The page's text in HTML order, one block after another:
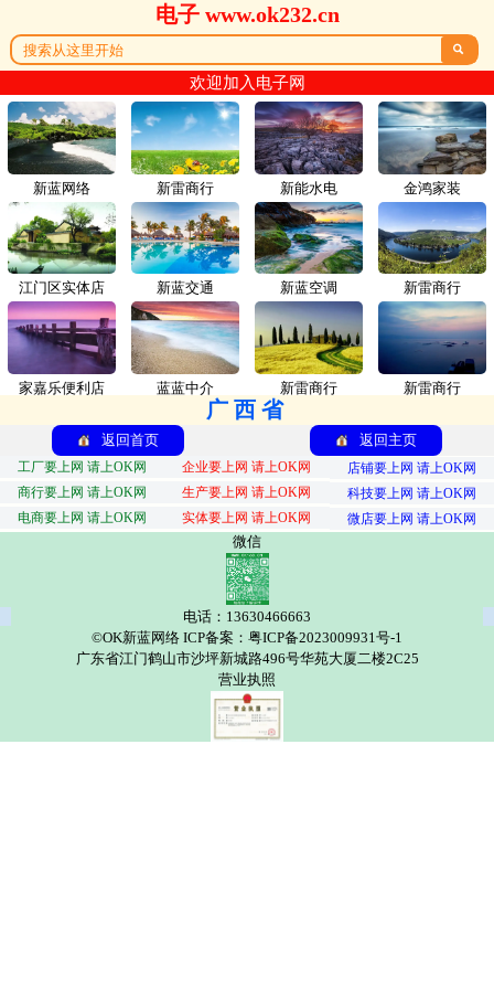
电子 www.ok232.cn

欢迎加入电子网
新蓝网络 新雷商行
江门区实体店 新蓝交通
家嘉乐便利店 蓝蓝中介
新能水电 金鸿家装
新蓝空调 新雷商行
新雷商行 新雷商行
广西省
返回首页 返回主页
工厂要上网 请上OK网 企业要上网 请上OK网
店铺要上网 请上OK网
商行要上网 请上OK网
生产要上网 请上OK网
科技要上网 请上OK网
电商要上网 请上OK网
实体要上网 请上OK网 微店要上网 请上OK网
微信
电话：13630466663
©OK新蓝网络 ICP备案：粤ICP备2023009931号-1
广东省江门鹤山市沙坪新城路496号华苑大厦二楼2C25
营业执照